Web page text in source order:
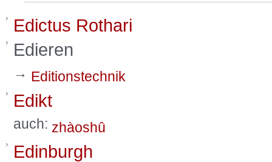
Edictus Rothari
Edieren
→ Editionstechnik
Edikt
auch: zhàoshû
Edinburgh